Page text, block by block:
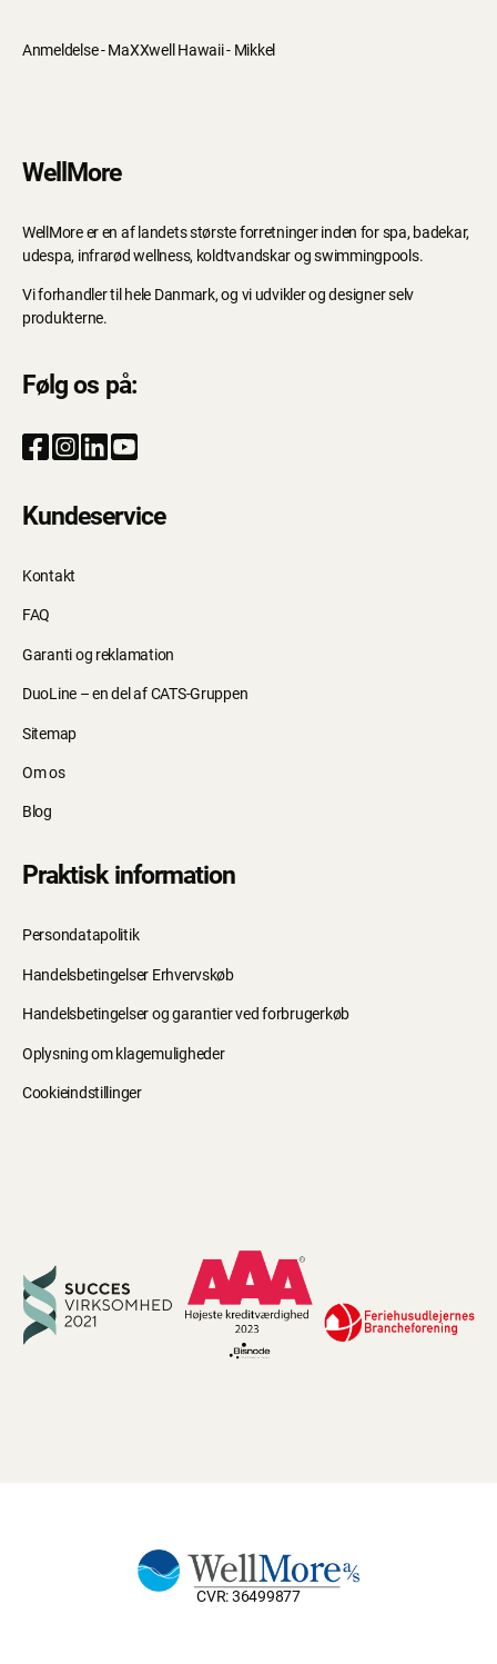
Anmeldelse - MaXXwell Hawaii - Mikkel
WellMore
WellMore er en af landets største forretninger inden for spa, badekar,
udespa, infrarød wellness, koldtvandskar og swimmingpools.
Vi forhandler til hele Danmark, og vi udvikler og designer selv
produkterne.
Følg os på:
Kundeservice
Kontakt
FAQ
Garanti og reklamation
DuoLine – en del af CATS-Gruppen
Sitemap
Om os
Blog
Praktisk information
Persondatapolitik
Handelsbetingelser Erhvervskøb
Handelsbetingelser og garantier ved forbrugerkøb
Oplysning om klagemuligheder
Cookieindstillinger
CVR: 36499877